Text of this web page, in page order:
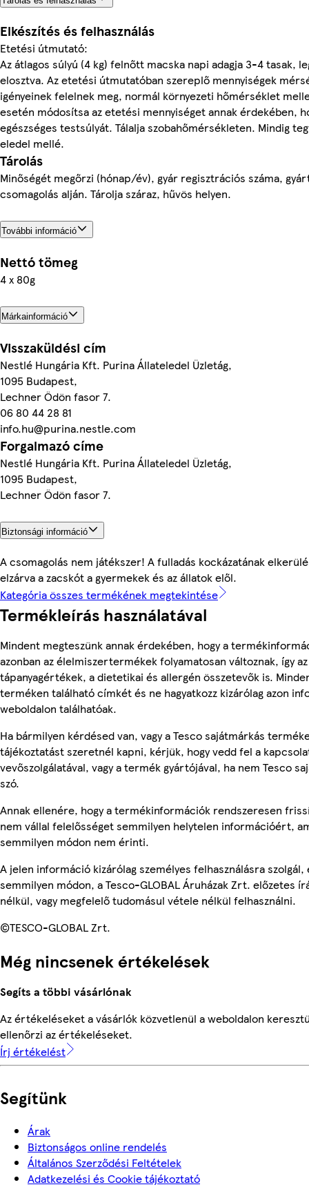
Elkészítés és felhasználás
Etetési útmutató:
Az átlagos súlyú (4 kg) felnőtt macska napi adagja 3-4 tasak,
elosztva. Az etetési útmutatóban szereplő mennyiségek
igényeinek felelnek meg, normál környezeti hőmérséklet
esetén módosítsa az etetési mennyiséget annak érdekében,
egészséges testsúlyát. Tálalja szobahőmérsékleten. Mindig
eledel mellé.
Tárolás
Minőségét megőrzi (hónap/év), gyár regisztrációs száma,
csomagolás alján. Tárolja száraz, hűvös helyen.
További információ
Nettó tömeg
4 x 80g
Márkainformáció
Visszaküldési cím
Nestlé Hungária Kft. Purina Állateledel Üzletág,
1095 Budapest,
Lechner Ödön fasor 7.
06 80 44 28 81
info.hu@purina.nestle.com
Forgalmazó címe
Nestlé Hungária Kft. Purina Állateledel Üzletág,
1095 Budapest,
Lechner Ödön fasor 7.
Biztonsági információ
A csomagolás nem játékszer! A fulladás kockázatának
elzárva a zacskót a gyermekek és az állatok elől.
Kategória összes termékének megtekintése
Termékleírás használatával
Mindent megteszünk annak érdekében, hogy a
azonban az élelmiszertermékek folyamatosan változnak, így
tápanyagértékek, a dietetikai és allergén összetevők is.
terméken található címkét és ne hagyatkozz kizárólag azon
weboldalon találhatóak.
Ha bármilyen kérdésed van, vagy a Tesco sajátmárkás
tájékoztatást szeretnél kapni, kérjük, hogy vedd fel a
vevőszolgálatával, vagy a termék gyártójával, ha nem Tesco
szó.
Annak ellenére, hogy a termékinformációk rendszeresen
nem vállal felelősséget semmilyen helytelen információért,
semmilyen módon nem érinti.
A jelen információ kizárólag személyes felhasználásra
semmilyen módon, a Tesco-GLOBAL Áruházak Zrt. előzetes
nélkül, vagy megfelelő tudomásul vétele nélkül felhasználni.
©TESCO-GLOBAL Zrt.
Még nincsenek értékelések
Segíts a többi vásárlónak
Az értékeléseket a vásárlók közvetlenül a weboldalon
ellenőrzi az értékeléseket.
Írj értékelést
Segítünk
Árak
Biztonságos online rendelés
Általános Szerződési Feltételek
Adatkezelési és Cookie tájékoztató